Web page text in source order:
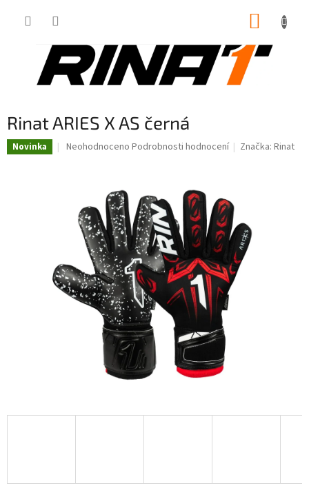
Rinat ARIES X AS černá
Novinka
Průměrné
hvězdiček.
Neohodnoceno Podrobnosti hodnocení Značka:Rinat